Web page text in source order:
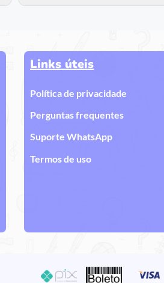
Links úteis
Política de privacidade
Perguntas frequentes
Suporte WhatsApp
Termos de uso